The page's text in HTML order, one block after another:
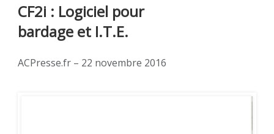
CF2i : Logiciel pour
bardage et I.T.E.
ACPresse.fr – 22 novembre 2016